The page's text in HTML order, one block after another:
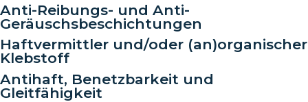
Anti-Reibungs- und Anti-
Geräuschsbeschichtungen
Haftvermittler und/oder (an)organischer
Klebstoff
Antihaft, Benetzbarkeit und
Gleitfähigkeit